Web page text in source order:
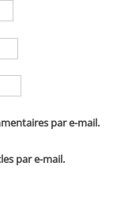
par e-mail.
par e-mail.